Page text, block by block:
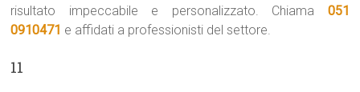
risultato impeccabile e personalizzato. Chiama 051
0910471 e affidati a professionisti del settore.
11